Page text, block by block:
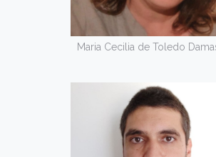
Maria Cecilia de Toledo